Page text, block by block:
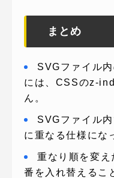
まとめ
SVGファイル
には、CSSのz-
ん。
SVGファイル
に重なる仕様にな
重なり順を変
番を入れ替えるこ